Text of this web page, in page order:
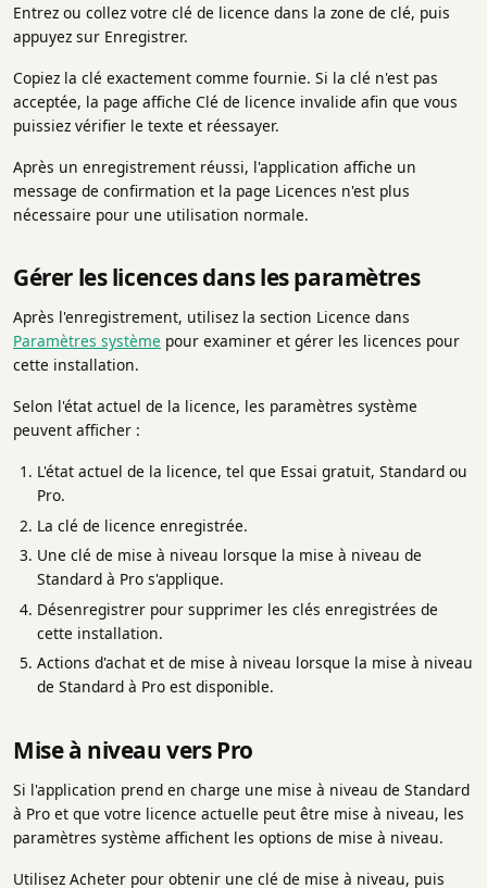
Entrez ou collez votre clé de licence dans la zone de clé, puis
appuyez sur Enregistrer.
Copiez la clé exactement comme fournie. Si la clé n'est pas
acceptée, la page affiche Clé de licence invalide afin que vous
puissiez vérifier le texte et réessayer.
Après un enregistrement réussi, l'application affiche un
message de confirmation et la page Licences n'est plus
nécessaire pour une utilisation normale.
Gérer les licences dans les paramètres
Après l'enregistrement, utilisez la section Licence dans
Paramètres système pour examiner et gérer les licences pour
cette installation.
Selon l'état actuel de la licence, les paramètres système
peuvent afficher :
L'état actuel de la licence, tel que Essai gratuit, Standard ou
Pro.
La clé de licence enregistrée.
Une clé de mise à niveau lorsque la mise à niveau de
Standard à Pro s'applique.
Désenregistrer pour supprimer les clés enregistrées de
cette installation.
Actions d'achat et de mise à niveau lorsque la mise à niveau
de Standard à Pro est disponible.
Mise à niveau vers Pro
Si l'application prend en charge une mise à niveau de Standard
à Pro et que votre licence actuelle peut être mise à niveau, les
paramètres système affichent les options de mise à niveau.
Utilisez Acheter pour obtenir une clé de mise à niveau, puis